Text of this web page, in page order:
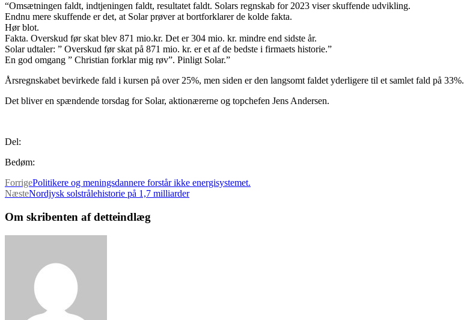
“Omsætningen faldt, indtjeningen faldt, resultatet faldt. Solars regnskab for 2023 viser skuffende udvikling.
Endnu mere skuffende er det, at Solar prøver at bortforklarer de kolde fakta.
Hør blot.
Fakta. Overskud før skat blev 871 mio.kr. Det er 304 mio. kr. mindre end sidste år.
Solar udtaler: ” Overskud før skat på 871 mio. kr. er et af de bedste i firmaets historie.”
En god omgang ” Christian forklar mig røv”. Pinligt Solar.”
Årsregnskabet bevirkede fald i kursen på over 25%, men siden er den langsomt faldet yderligere til et samlet fald på 33%.
Det bliver en spændende torsdag for Solar, aktionærerne og topchefen Jens Andersen.
Del:
Bedøm:
ForrigePolitikere og meningsdannere forstår ikke energisystemet.
NæsteNordjysk solstrålehistorie på 1,7 milliarder
Om skribenten af detteindlæg